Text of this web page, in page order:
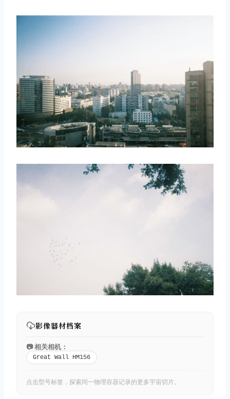
影像器材档案
📷 相关相机：
Great Wall HM156
点击型号标签，探索同一物理容器记录的更多宇宙切片。